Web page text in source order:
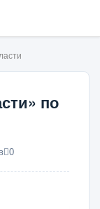
по
0